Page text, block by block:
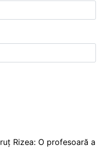
Rizea: O profesoară a